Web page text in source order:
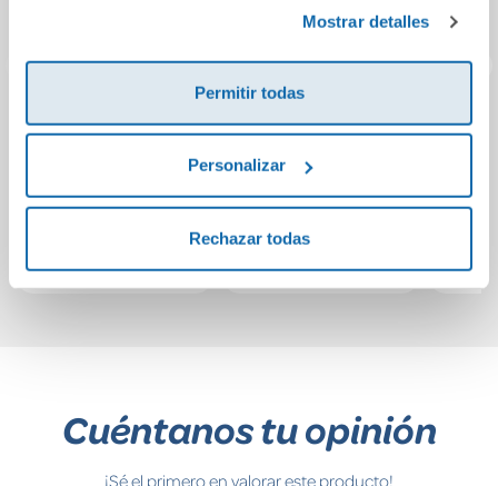
Mostrar detalles
Permitir todas
Personalizar
Rechazar todas
Edición catalán:
8,50€
Abremente
pocket: Zoom
4,90€
Cuéntanos tu opinión
¡Sé el primero en valorar este producto!